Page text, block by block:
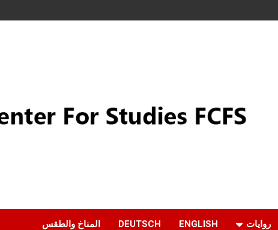
روايات ENGLISH
DEUTSCH المناخ والطقس